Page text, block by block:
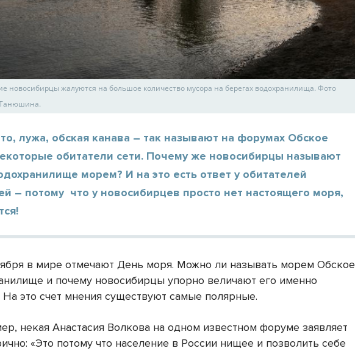
новосибирцы жалуются на большое количество мусора на берегах водохранилища. Фото
лужа, обская канава – так называют на форумах Обское
обитатели сети. Почему же новосибирцы называют
морем? И на это есть ответ у обитателей
– потому что у новосибирцев просто нет настоящего моря,
в мире отмечают День моря. Можно ли называть морем Обское
и почему новосибирцы упорно величают его именно
это счет мнения существуют самые полярные.
некая Анастасия Волкова на одном известном форуме заявляет
«Это потому что население в России нищее и позволить себе